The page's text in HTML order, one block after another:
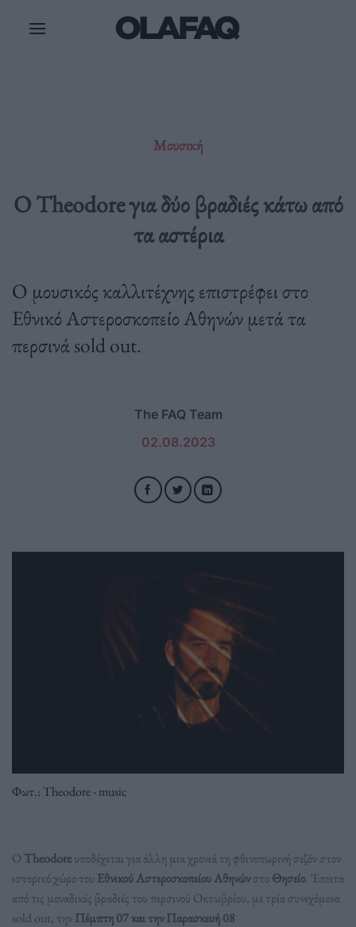
Μουσική
Ο Theodore για δύο βραδιές κάτω από
τα αστέρια
Ο μουσικός καλλιτέχνης επιστρέφει στο
Εθνικό Αστεροσκοπείο Αθηνών μετά τα
περσινά sold out.
The FAQ Team
02.08.2023
Φωτ.: Theodore - music
Ο Theodoreυποδέχεται για άλλη μια χρονιά τη φθινοπωρινή σεζόν στον
ιστορικό χώρο του Εθνικού Αστεροσκοπείου ΑθηνώνστοΘησείο. Έπειτα
από τις μοναδικές βραδιές του περσινού Οκτωβρίου, με τρία συνεχόμενα
sold out, τηνΠέμπτη 07 και τηνΠαρασκευή 08